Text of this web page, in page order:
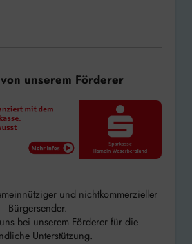
unserem Förderer
und nichtkommerzieller
Bürgersender.
bei unserem Förderer für die
Unterstützung.